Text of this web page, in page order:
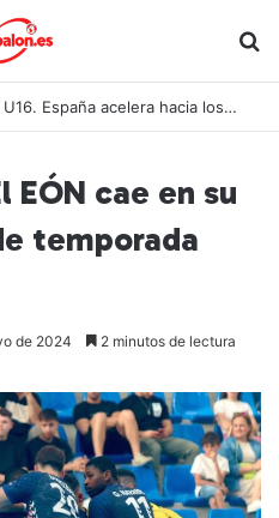
::Baloncesto – Eurobasket U16. España acelera hacia los octavos tras una exhibición colectiva ante Georgia
EÓN cae en su
temporada
de 2024 2 minutos de lectura